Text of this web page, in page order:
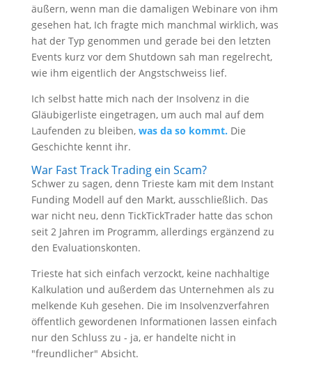
äußern, wenn man die damaligen Webinare von ihm
gesehen hat, Ich fragte mich manchmal wirklich, was
hat der Typ genommen und gerade bei den letzten
Events kurz vor dem Shutdown sah man regelrecht,
wie ihm eigentlich der Angstschweiss lief.
Ich selbst hatte mich nach der Insolvenz in die
Gläubigerliste eingetragen, um auch mal auf dem
Laufenden zu bleiben, was da so kommt. Die
Geschichte kennt ihr.
War Fast Track Trading ein Scam?
Schwer zu sagen, denn Trieste kam mit dem Instant
Funding Modell auf den Markt, ausschließlich. Das
war nicht neu, denn TickTickTrader hatte das schon
seit 2 Jahren im Programm, allerdings ergänzend zu
den Evaluationskonten.
Trieste hat sich einfach verzockt, keine nachhaltige
Kalkulation und außerdem das Unternehmen als zu
melkende Kuh gesehen. Die im Insolvenzverfahren
öffentlich gewordenen Informationen lassen einfach
nur den Schluss zu - ja, er handelte nicht in
"freundlicher" Absicht.